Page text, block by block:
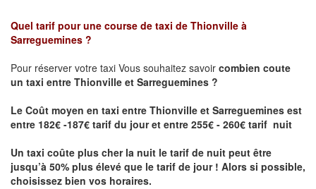
Quel tarif pour une course de taxi de Thionville à
Sarreguemines ?
Pour réserver votre taxi Vous souhaitez savoir combien coute
un taxi entre Thionville et Sarreguemines ?
Le Coût moyen en taxi entre Thionville et Sarreguemines est
entre 182€ -187€ tarif du jour et entre 255€ - 260€ tarif nuit
Un taxi coûte plus cher la nuit le tarif de nuit peut être
jusqu’à 50% plus élevé que le tarif de jour ! Alors si possible,
choisissez bien vos horaires.